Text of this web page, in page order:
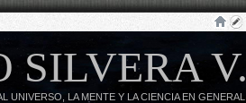
SILVERA V.
UNIVERSO, LA MENTE Y LA CIENCIA EN GENERAL.